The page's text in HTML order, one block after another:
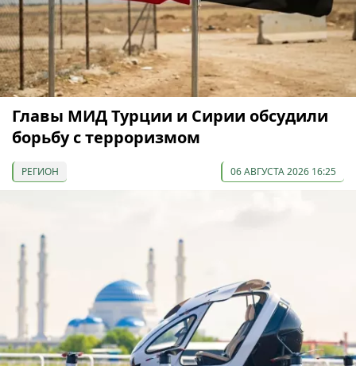
Главы МИД Турции и Сирии обсудили
борьбу с терроризмом
РЕГИОН 06 АВГУСТА 2026 16:25